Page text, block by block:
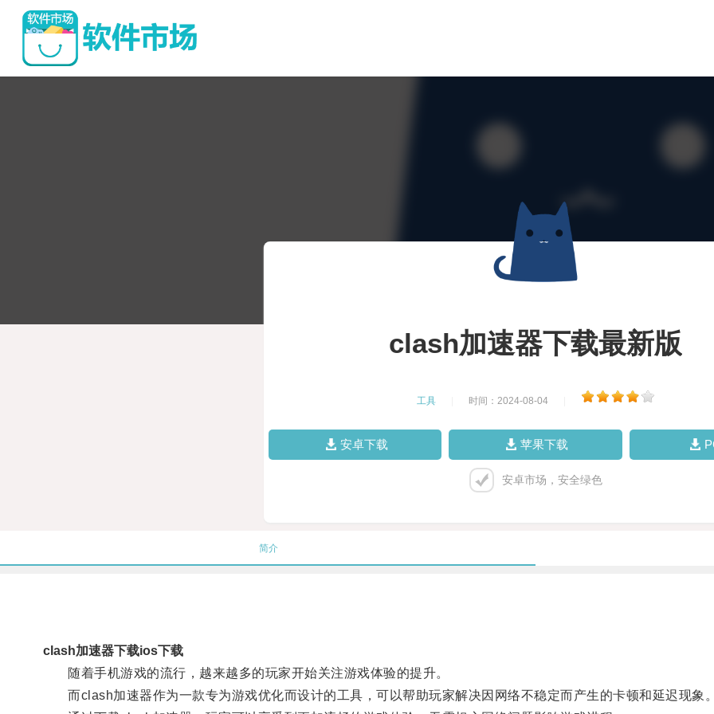
clash加速器下载最新版
工具 时间：2024-08-04
安卓下载 苹果下载
安卓市场，安全绿色
简介
clash加速器下载ios下载
随着手机游戏的流行，越来越多的玩家开始关注游戏体验的提升。
而clash加速器作为一款专为游戏优化而设计的工具，可以帮助玩家解决因网络不稳定而产生的卡顿和延迟现象。